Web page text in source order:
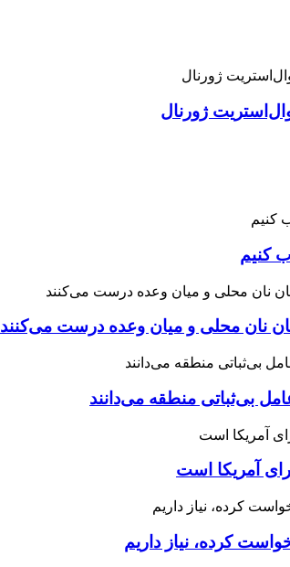
ژورنال
کنیم
نان محلی و میان وعده درست می‌کنند
بی‌ثباتی منطقه می‌دانند
آمریکا است
کرده، نیاز داریم